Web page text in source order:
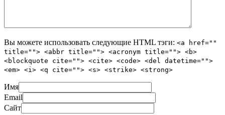
Вы можете использовать следующие HTML тэги: <a href=""
title=""> <abbr title=""> <acronym title=""> <b>
<blockquote cite=""> <cite> <code> <del datetime="">
<em> <i> <q cite=""> <s> <strike> <strong>
Имя
Email
Сайт